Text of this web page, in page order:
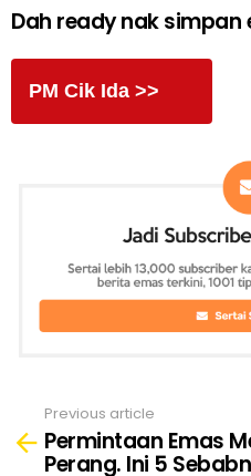
Dah ready nak simpan
PM Cik Ida >>
more
Previous article
Permintaan Emas
Perang. Ini 5